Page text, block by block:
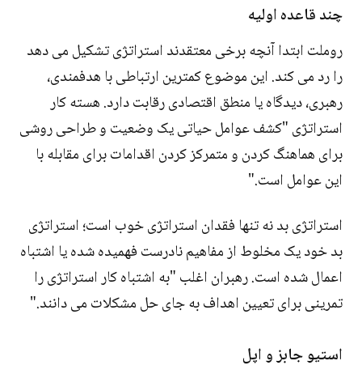
چند قاعده اولیه
روملت ابتدا آنچه برخی معتقدند استراتژی تشکیل می دهد
را رد می کند. این موضوع کمترین ارتباطی با هدفمندی،
رهبری، دیدگاه یا منطق اقتصادی رقابت دارد. هسته کار
استراتژی "کشف عوامل حیاتی یک وضعیت و طراحی روشی
برای هماهنگ کردن و متمرکز کردن اقدامات برای مقابله با
این عوامل است."
استراتژی بد نه تنها فقدان استراتژی خوب است؛ استراتژی
بد خود یک مخلوط از مفاهیم نادرست فهمیده شده یا اشتباه
اعمال شده است. رهبران اغلب "به اشتباه کار استراتژی را
تمرینی برای تعیین اهداف به جای حل مشکلات می دانند."
استیو جابز و اپل